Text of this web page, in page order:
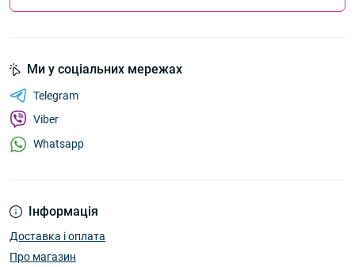
Інформація
Доставка і оплата
Про магазин
Ми у соціальних мережах
Telegram
Viber
Whatsapp